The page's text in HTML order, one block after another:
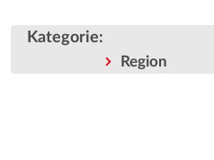
Kategorie:
Region